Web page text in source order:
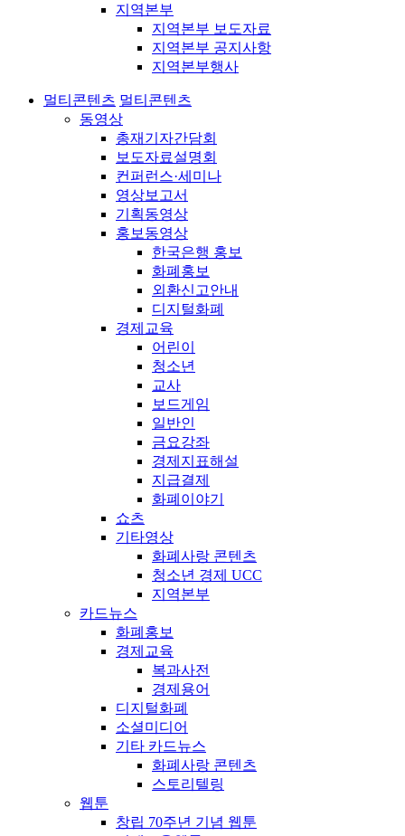
지역본부
지역본부 보도자료
지역본부 공지사항
지역본부행사
멀티콘텐츠 멀티콘텐츠
동영상
총재기자간담회
보도자료설명회
컨퍼런스·세미나
영상보고서
기획동영상
홍보동영상
한국은행 홍보
화폐홍보
외환신고안내
디지털화폐
경제교육
어린이
청소년
교사
보드게임
일반인
금요강좌
경제지표해설
지급결제
화폐이야기
쇼츠
기타영상
화폐사랑 콘텐츠
청소년 경제 UCC
지역본부
카드뉴스
화폐홍보
경제교육
복과사전
경제용어
디지털화폐
소셜미디어
기타 카드뉴스
화폐사랑 콘텐츠
스토리텔링
웹툰
창립 70주년 기념 웹툰